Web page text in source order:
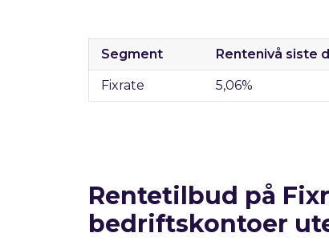
Segment Rentenivå siste
Fixrate 5,06%
Rentetilbud på
bedriftskontoer